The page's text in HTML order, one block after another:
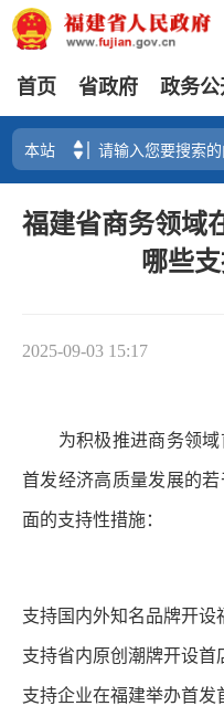
首页 省政府 政务公
福建省商务领域
哪些支
2025-09-03 15:17
为积极推进商务领域
首发经济高质量发展的
面的支持性措施：
支持国内外知名品牌开设
支持省内原创潮牌开设首
支持企业在福建举办首发